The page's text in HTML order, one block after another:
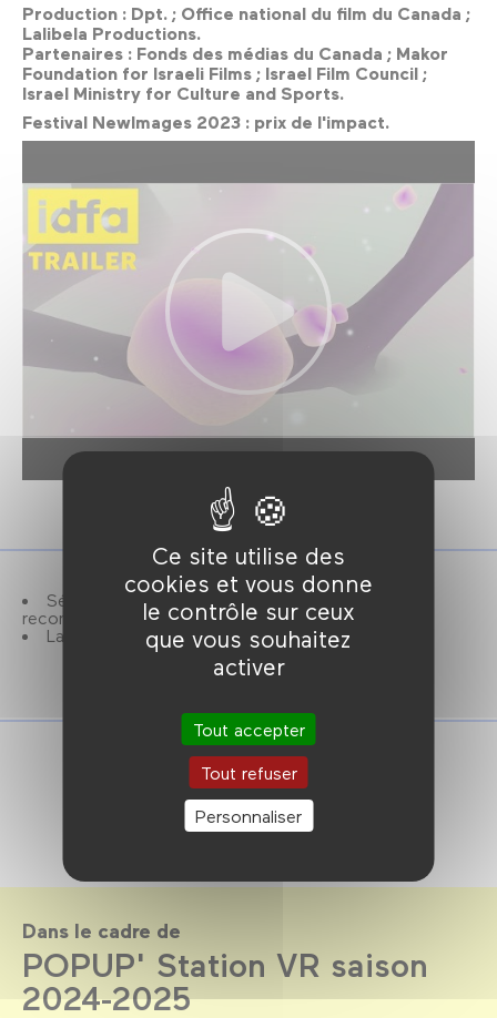
Ce site utilise des
cookies et vous donne
le contrôle sur ceux
que vous souhaitez
activer
Tout accepter
Tout refuser
Personnaliser
Production : Dpt. ; Office national du film du Canada ;
Lalibela Productions.
Partenaires : Fonds des médias du Canada ; Makor
Foundation for Israeli Films ; Israel Film Council ;
Israel Ministry for Culture and Sports.
Festival NewImages 2023 : prix de l'impact.
Séance gratuite. Réservation fortement
recommandée.
La VR est déconseillée aux moins de 12 ans.
Dans le cadre de
POPUP' Station VR saison
2024-2025